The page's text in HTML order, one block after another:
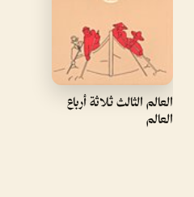
العالم الثالث ثلاثة أرباع
العالم